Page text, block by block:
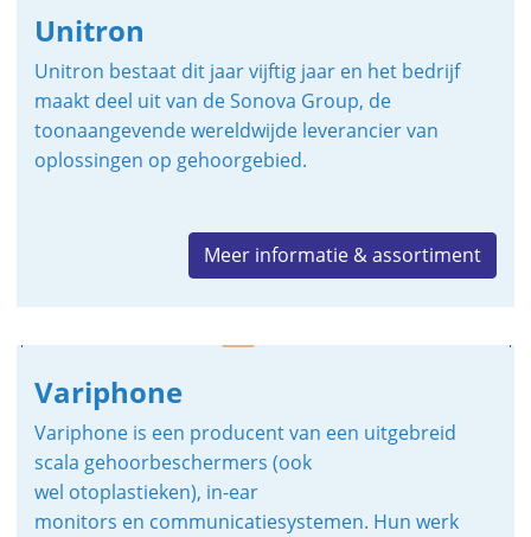
Unitron
Unitron bestaat dit jaar vijftig jaar en het bedrijf
maakt deel uit van de Sonova Group, de
toonaangevende wereldwijde leverancier van
oplossingen op gehoorgebied.
Meer informatie & assortiment
Variphone
Variphone is een producent van een uitgebreid
scala gehoorbeschermers (ook
wel otoplastieken), in-ear
monitors en communicatiesystemen. Hun werk